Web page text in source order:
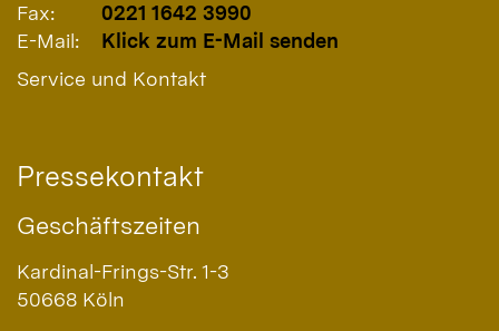
Fax:
0221 1642 3990
E-Mail:
Klick zum E-Mail senden
Service und Kontakt
Pressekontakt
Geschäftszeiten
Kardinal-Frings-Str. 1-3
50668 Köln